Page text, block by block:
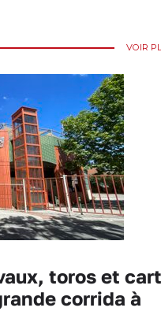
VOIR
toros et
corrida à